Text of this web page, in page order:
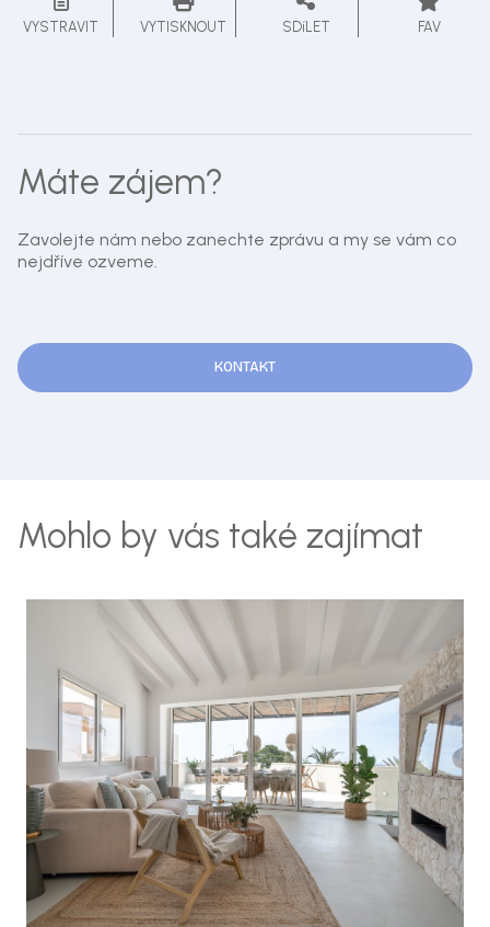
VYSTRAVIT VYTISKNOUT SDíLET FAV
Máte zájem?
Zavolejte nám nebo zanechte zprávu a my se vám co
nejdříve ozveme.
KONTAKT
Mohlo by vás také zajímat